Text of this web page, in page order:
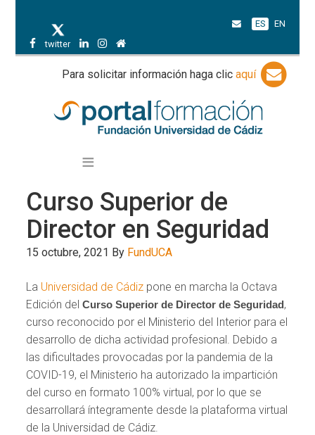
twitter
ES EN
Para solicitar información haga clic aquí
Curso Superior de
Director en Seguridad
15 octubre, 2021 By FundUCA
La Universidad de Cádiz pone en marcha la Octava
Edición delCurso Superior de Director de Seguridad,
curso reconocido por el Ministerio del Interior para el
desarrollo de dicha actividad profesional. Debido a
las dificultades provocadas por la pandemia de la
COVID-19, el Ministerio ha autorizado la impartición
del curso en formato 100% virtual, por lo que se
desarrollará íntegramente desde la plataforma virtual
de la Universidad de Cádiz.